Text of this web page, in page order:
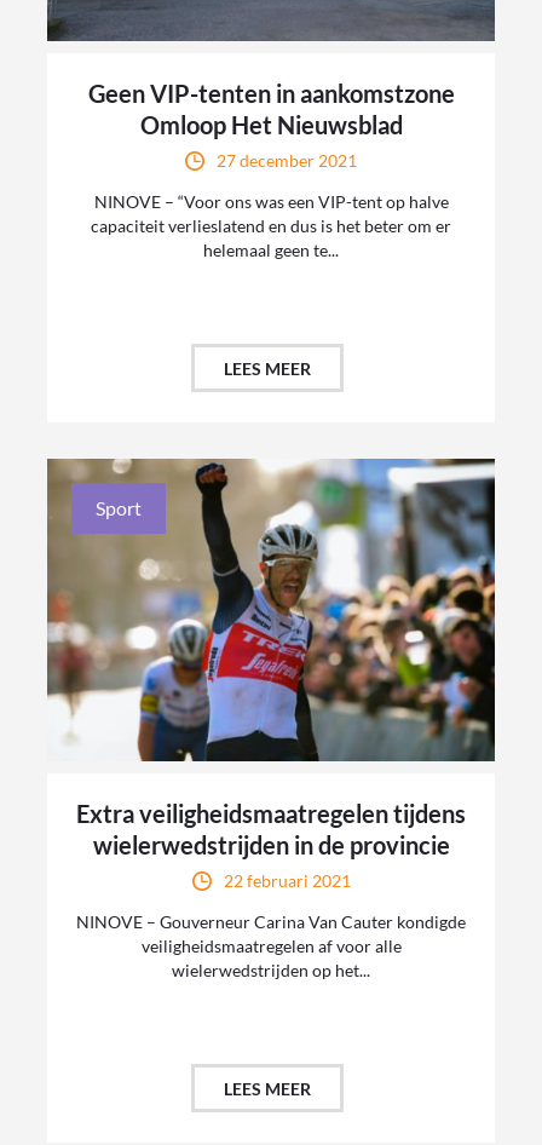
Geen VIP-tenten in aankomstzone
Omloop Het Nieuwsblad
27 december 2021
NINOVE – “Voor ons was een VIP-tent op halve
capaciteit verlieslatend en dus is het beter om er
helemaal geen te...
LEES MEER
Sport
Extra veiligheidsmaatregelen tijdens
wielerwedstrijden in de provincie
22 februari 2021
NINOVE – Gouverneur Carina Van Cauter kondigde
veiligheidsmaatregelen af voor alle
wielerwedstrijden op het...
LEES MEER